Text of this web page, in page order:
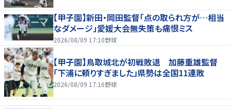
【甲子園】新田・岡田監督「点の取られ方が…相当
なダメージ」愛媛大会無失策も痛恨ミス
2026/08/09 17:10野球
【甲子園】鳥取城北が初戦敗退 加藤重雄監督
「下浦に頼りすぎました」県勢は全国11連敗
2026/08/09 17:16野球